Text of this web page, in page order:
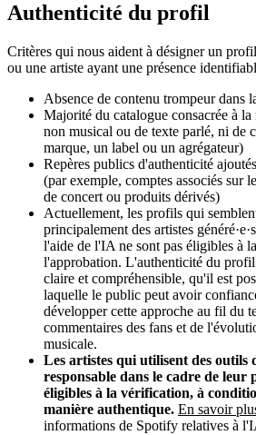
Authenticité du profil
Critères qui nous aident à désigner un
ou une artiste ayant une présence
Absence de contenu trompeur dans
Majorité du catalogue consacrée à
non musical ou de texte parlé, ni de
marque, un label ou un agrégateur)
Repères publics d'authenticité
(par exemple, comptes associés sur
de concert ou produits dérivés)
Actuellement, les profils qui
principalement des artistes
l'aide de l'IA ne sont pas éligibles à
l'approbation. L'authenticité du profil
claire et compréhensible, qu'il est
laquelle le public peut avoir
développer cette approche au fil du
commentaires des fans et de
musicale.
Les artistes qui utilisent des outils
responsable dans le cadre de leur
éligibles à la vérification, à
manière authentique. En savoir
informations de Spotify relatives à